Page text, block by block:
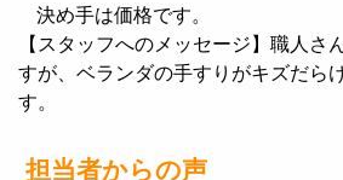
決め手は価格です。
【スタッフへのメッセージ】職人さ
すが、ベランダの手すりがキズだら
す。
担当者からの声